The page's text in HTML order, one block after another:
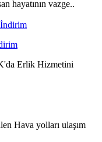
hayatının vazge..
Erlik Hizmetini
Hava yolları ulaşım